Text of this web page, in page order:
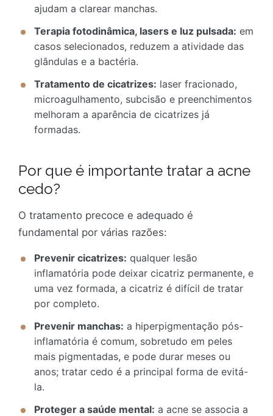
ajudam a clarear manchas.
Terapia fotodinâmica, lasers e luz pulsada: em
casos selecionados, reduzem a atividade das
glândulas e a bactéria.
Tratamento de cicatrizes: laser fracionado,
microagulhamento, subcisão e preenchimentos
melhoram a aparência de cicatrizes já
formadas.
Por que é importante tratar a acne
cedo?
O tratamento precoce e adequado é
fundamental por várias razões:
Prevenir cicatrizes: qualquer lesão
inflamatória pode deixar cicatriz permanente, e
uma vez formada, a cicatriz é difícil de tratar
por completo.
Prevenir manchas: a hiperpigmentação pós-
inflamatória é comum, sobretudo em peles
mais pigmentadas, e pode durar meses ou
anos; tratar cedo é a principal forma de evitá-
la.
Proteger a saúde mental: a acne se associa a